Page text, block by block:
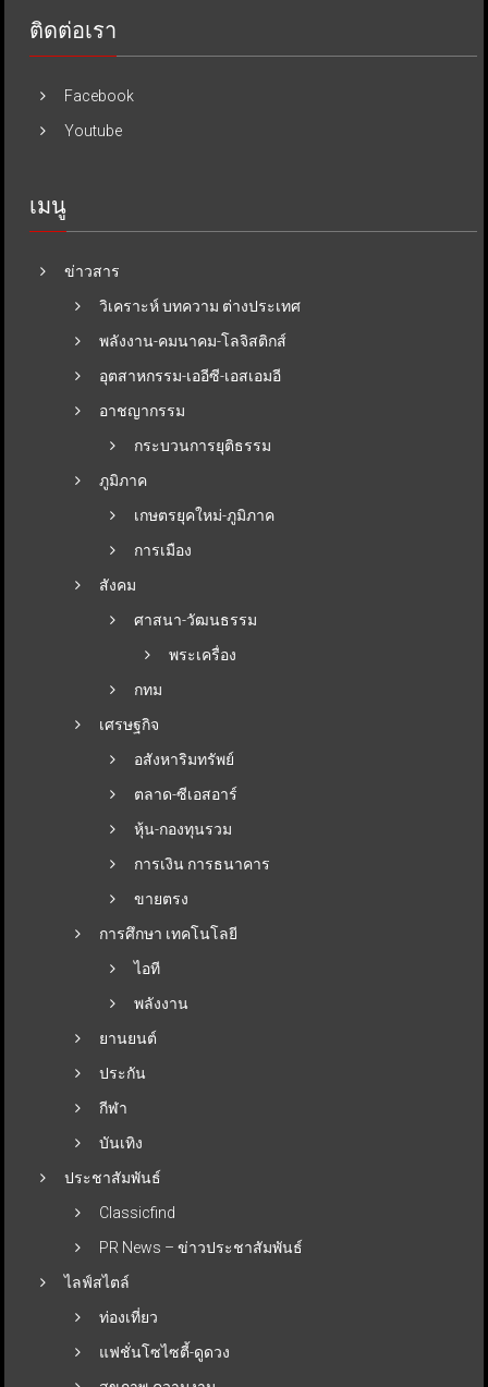
ติดต่อเรา
Facebook
Youtube
เมนู
ข่าวสาร
วิเคราะห์ บทความ ต่างประเทศ
พลังงาน-คมนาคม-โลจิสติกส์
อุตสาหกรรม-เออีซี-เอสเอมอี
อาชญากรรม
กระบวนการยุติธรรม
ภูมิภาค
เกษตรยุคใหม่-ภูมิภาค
การเมือง
สังคม
ศาสนา-วัฒนธรรม
พระเครื่อง
กทม
เศรษฐกิจ
อสังหาริมทรัพย์
ตลาด-ซีเอสอาร์
หุ้น-กองทุนรวม
การเงิน การธนาคาร
ขายตรง
การศึกษา เทคโนโลยี
ไอที
พลังงาน
ยานยนต์
ประกัน
กีฬา
บันเทิง
ประชาสัมพันธ์
Classicfind
PR News – ข่าวประชาสัมพันธ์
ไลฟ์สไตล์
ท่องเที่ยว
แฟชั่นโซไซตี้-ดูดวง